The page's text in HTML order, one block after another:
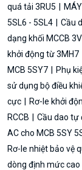
quá tải 3RU5
5SL6 - 5SL4
Cầu
dạng khối MCCB
khởi động từ 3MH7
MCB 5SY7
Phụ
sử dụng bộ điều
cực
Rơ-le khởi
RCCB
Cầu dao tự
AC cho MCB 5SY
Rơ-le nhiệt bảo vệ
dòng định mức cao